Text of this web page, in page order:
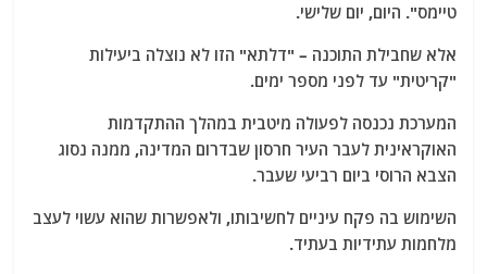
טיימס". היום, יום שלישי.
אלא שחבילת התוכנה – "דלתא" הזו לא נוצלה ביעילות
"קריטית" עד לפני מספר ימים.
המערכת נכנסה לפעולה מיטבית במהלך ההתקדמות
האוקראינית לעבר העיר חרסון שבדרום המדינה, ממנה נסוג
הצבא הרוסי ביום רביעי שעבר.
השימוש בה פקח עיניים לחשיבותו, ולאפשרות שהוא עשוי לעצב
מלחמות עתידיות בעתיד.